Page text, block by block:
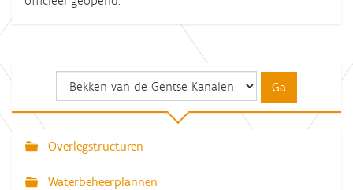
N
a
Overlegstructuren
Waterbeheerplannen